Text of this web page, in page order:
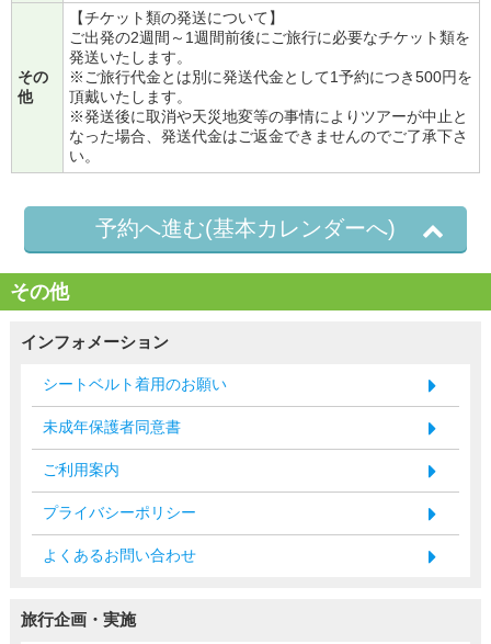
その
他
【チケット類の発送について】
ご出発の2週間～1週間前後にご旅行に必要なチケット類を
発送いたします。
※ご旅行代金とは別に発送代金として1予約につき500円を
頂戴いたします。
※発送後に取消や天災地変等の事情によりツアーが中止と
なった場合、発送代金はご返金できませんのでご了承下さ
い。
予約へ進む(基本カレンダーへ)
その他
インフォメーション
シートベルト着用のお願い
未成年保護者同意書
ご利用案内
プライバシーポリシー
よくあるお問い合わせ
旅行企画・実施